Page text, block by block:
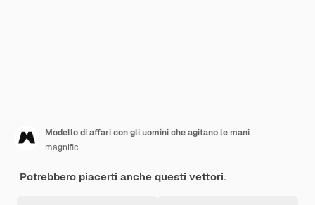
Modello di affari con gli uomini che agitano le mani
magnific
Potrebbero piacerti anche questi vettori.